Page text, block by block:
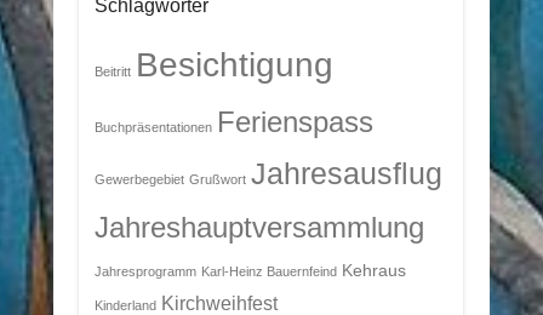
Schlagwörter
Beitritt Besichtigung
Buchpräsentationen Ferienspass
Gewerbegebiet Grußwort Jahresausflug
Jahreshauptversammlung
Jahresprogramm Karl-Heinz Bauernfeind Kehraus
Kinderland Kirchweihfest